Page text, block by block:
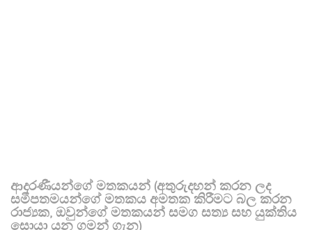
ආදරණීයන්ගේ මතකයන් (අතුරුදහන් කරන ලද
සමීපතමයන්ගේ මතකය අමතක කිරීමට බල කරන
රාජ්‍යක, ඔවුන්ගේ මතකයන් සමග සත්‍ය සහ යුක්තිය
සොයා යන ගමන් ගැන)